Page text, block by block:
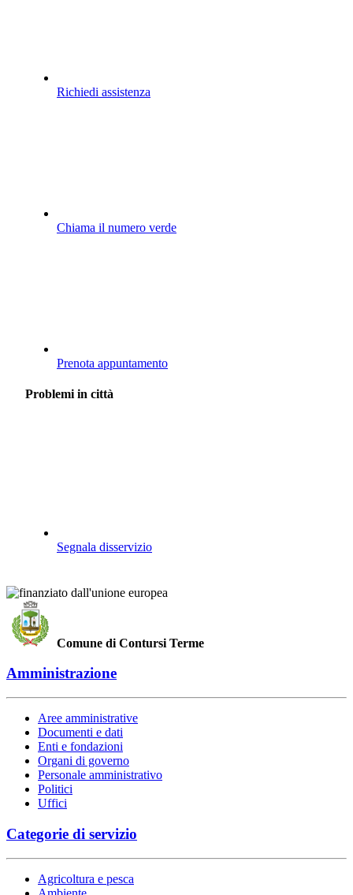
Richiedi assistenza
Chiama il numero verde
Prenota appuntamento
Problemi in città
Segnala disservizio
Comune di Contursi Terme
Amministrazione
Aree amministrative
Documenti e dati
Enti e fondazioni
Organi di governo
Personale amministrativo
Politici
Uffici
Categorie di servizio
Agricoltura e pesca